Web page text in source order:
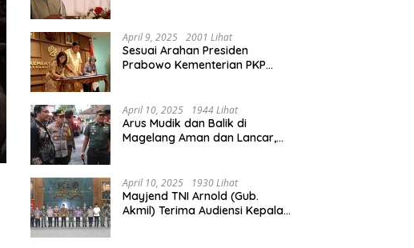
April 9, 2025 2001 Lihat
Sesuai Arahan Presiden
Prabowo Kementerian PKP
April 10, 2025 1944 Lihat
Arus Mudik dan Balik di
Magelang Aman dan Lancar,
April 10, 2025 1930 Lihat
Mayjend TNI Arnold (Gub.
Akmil) Terima Audiensi Kepala